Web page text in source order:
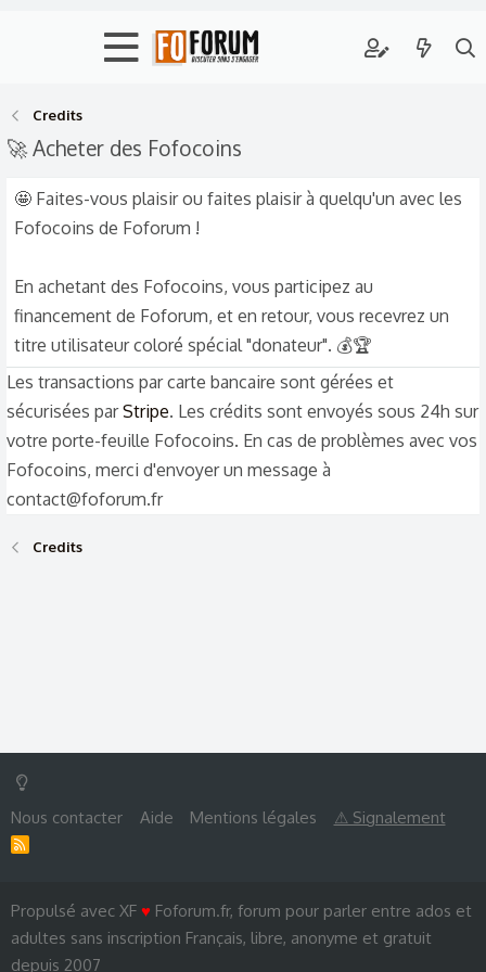
Credits
🚀 Acheter des Fofocoins
🤩 Faites-vous plaisir ou faites plaisir à quelqu'un avec les
Fofocoins de Foforum !
En achetant des Fofocoins, vous participez au
financement de Foforum, et en retour, vous recevrez un
titre utilisateur coloré spécial "donateur". 💰🏆
Les transactions par carte bancaire sont gérées et
sécurisées parStripe. Les crédits sont envoyés sous 24h sur
votre porte-feuille Fofocoins. En cas de problèmes avec vos
Fofocoins, merci d'envoyer un message à
contact@foforum.fr
Credits
Nous contacter Aide Mentions légales ⚠ Signalement
Propulsé avec XF ♥ Foforum.fr, forum pour parler entre ados et
adultes sans inscription Français, libre, anonyme et gratuit
depuis 2007